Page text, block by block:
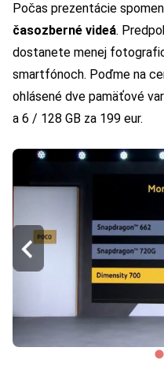
Počas prezentácie
časozberné videá.
dostanete menej
smartfónoch. Poďme na
ohlásené dve pamäťové
a 6 / 128 GB za 199 eur.